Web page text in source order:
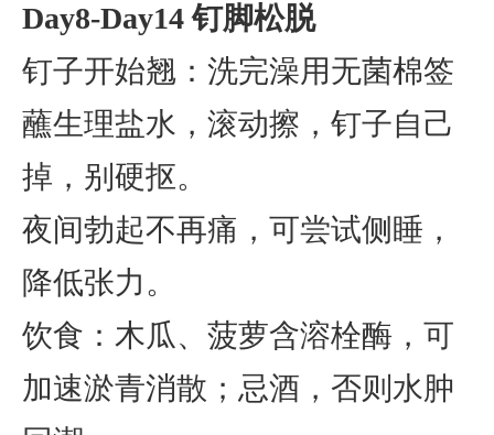
Day8-Day14 钉脚松脱
钉子开始翘：洗完澡用无菌棉签
蘸生理盐水，滚动擦，钉子自己
掉，别硬抠。
夜间勃起不再痛，可尝试侧睡，
降低张力。
饮食：木瓜、菠萝含溶栓酶，可
加速淤青消散；忌酒，否则水肿